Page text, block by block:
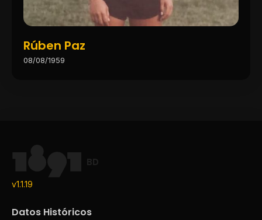
Rúben Paz
08/08/1959
BD
v1.1.19
Datos Históricos